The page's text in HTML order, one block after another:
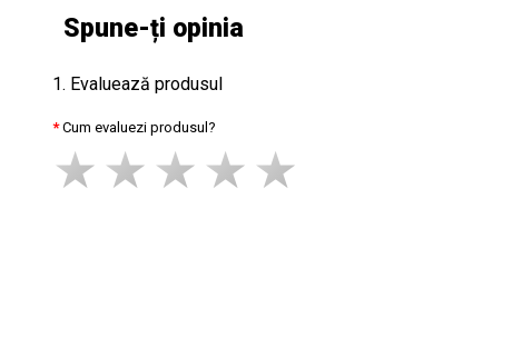
Spune-ți opinia
1. Evaluează produsul
Cum evaluezi produsul?